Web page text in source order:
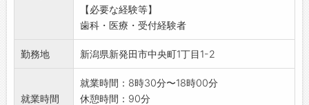
【必要な経験等】
歯科・医療・受付経験者
勤務地 新潟県新発田市中央町1丁目1-2
就業時間
就業時間：8時30分〜18時00分
休憩時間：90分